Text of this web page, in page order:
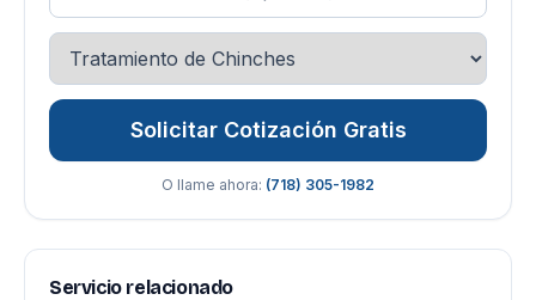
Solicitar Cotización Gratis
O llame ahora: (718) 305-1982
Servicio relacionado